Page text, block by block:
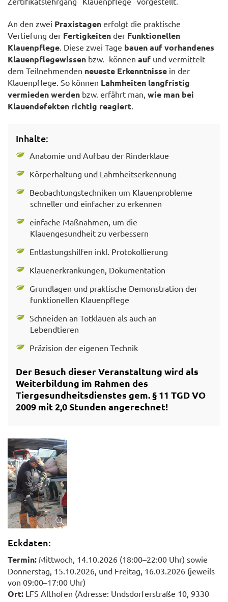
An den zwei Praxistagen erfolgt die praktische
Vertiefung der Fertigkeiten der Funktionellen
Klauenpflege . Diese zwei Tage bauen auf vorhandenes
Klauenpflegewissen bzw. -können auf und vermittelt
dem Teilnehmenden neueste Erkenntnisse in der
Klauenpflege. So können Lahmheiten langfristig
vermieden werden bzw. erfährt man, wie man bei
Klauendefekten richtig reagiert
Inhalte:
Anatomie und Aufbau der Rinderklaue
Körperhaltung und Lahmheitserkennung
Beobachtungstechniken um Klauenprobleme
schneller und einfacher zu erkennen
einfache Maßnahmen, um die
Klauengesundheit zu verbessern
Entlastungshilfen inkl. Protokollierung
Klauenerkrankungen, Dokumentation
Grundlagen und praktische Demonstration der
funktionellen Klauenpflege
Schneiden an Totklauen als auch an
Lebendtieren
Präzision der eigenen Technik
Der Besuch dieser Veranstaltung wird als
Weiterbildung im Rahmen des
Tiergesundheitsdienstes gem. § 11 TGD VO
2009 mit 2,0 Stunden angerechnet!
Eckdaten:
Termin: Mittwoch, 14.10.2026 (18:00–22:00 Uhr) sowie
Donnerstag, 15.10.2026, und Freitag, 16.03.2026 (jeweils
von 09:00–17:00 Uhr)
Ort: LFS Althofen (Adresse: Undsdorferstraße 10, 9330